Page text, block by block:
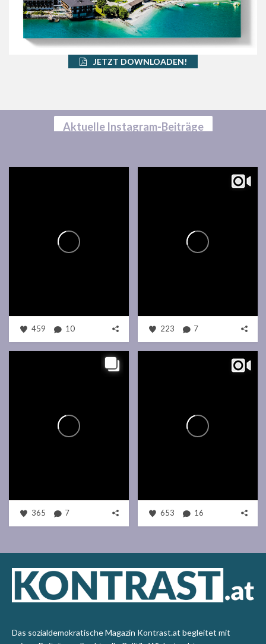
JETZT DOWNLOADEN!
Aktuelle Instagram-Beiträge
459 10 223 7
365 7 653 16
Das sozialdemokratische Magazin Kontrast.at begleitet mit